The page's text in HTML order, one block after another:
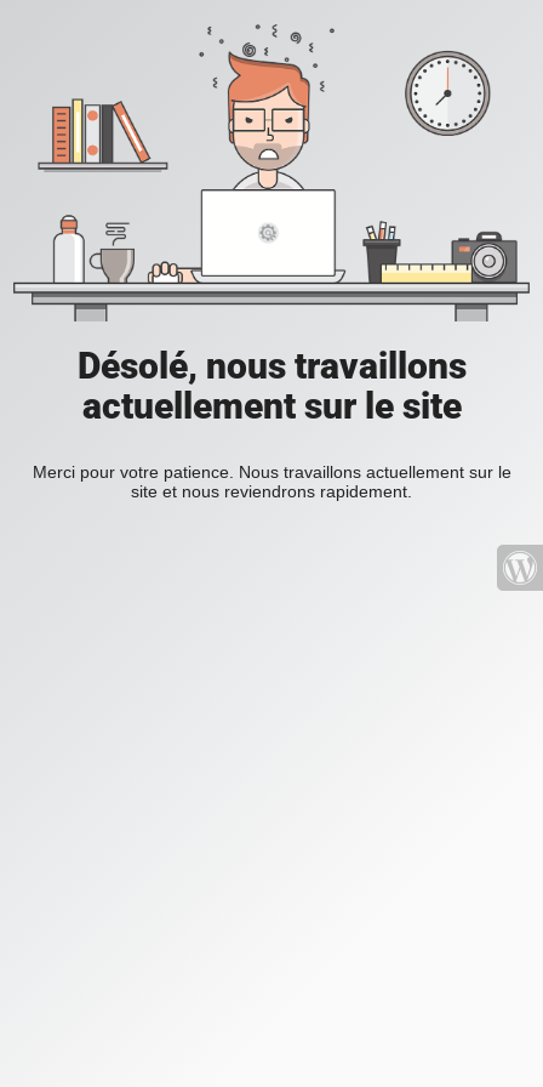
Désolé, nous travaillons
actuellement sur le site
Merci pour votre patience. Nous travaillons actuellement sur le
site et nous reviendrons rapidement.